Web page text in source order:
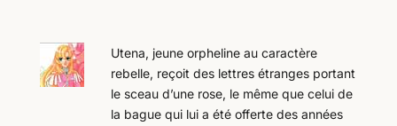
Utena, jeune orpheline au caractère
rebelle, reçoit des lettres étranges portant
le sceau d’une rose, le même que celui de
la bague qui lui a été offerte des années